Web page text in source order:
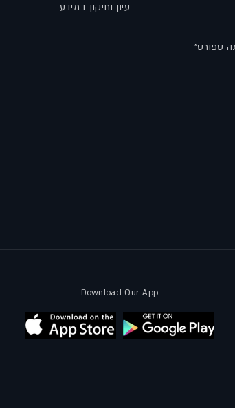
ספורט״
עיון ותיקון במידע
Download Our App